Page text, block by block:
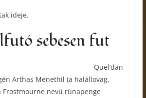
ideje.
sebesen fut
Quel’dan
Arthas Menethil (a halállovag,
Frostmourne nevű rúnapenge